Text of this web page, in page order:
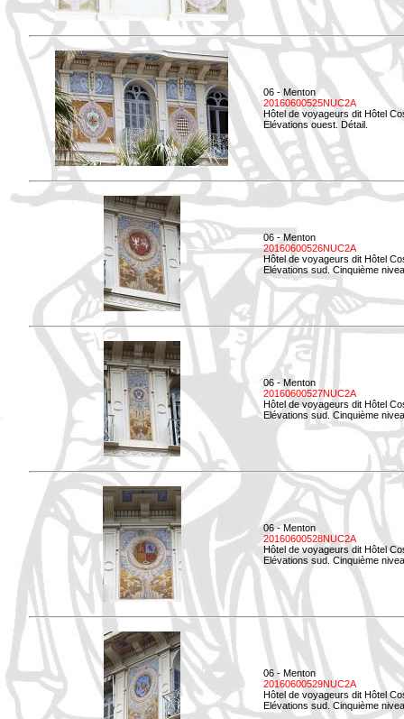
06 - Menton
20160600525NUC2A
Hôtel de voyageurs dit Hôtel
Elévations ouest. Détail.
06 - Menton
20160600526NUC2A
Hôtel de voyageurs dit Hôtel
Elévations sud. Cinquième
06 - Menton
20160600527NUC2A
Hôtel de voyageurs dit Hôtel
Elévations sud. Cinquième
06 - Menton
20160600528NUC2A
Hôtel de voyageurs dit Hôtel
Elévations sud. Cinquième
06 - Menton
20160600529NUC2A
Hôtel de voyageurs dit Hôtel
Elévations sud. Cinquième